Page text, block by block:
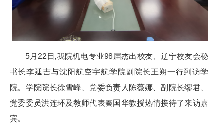
5月22日,我院机电专业98届杰出校友、辽宁校友会秘
书长李延吉与沈阳航空宇航学院副院长王朔一行到访学
院。学院院长徐雪峰、党委负责人陈薇娜、副院长缪君、
党委委员洪连环及教师代表秦国华教授热情接待了来访嘉
宾。